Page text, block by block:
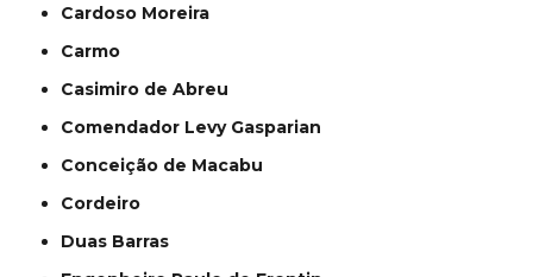
Cardoso Moreira
Carmo
Casimiro de Abreu
Comendador Levy Gasparian
Conceição de Macabu
Cordeiro
Duas Barras